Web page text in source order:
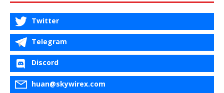
Twitter
Telegram
Discord
huan@skywirex.com